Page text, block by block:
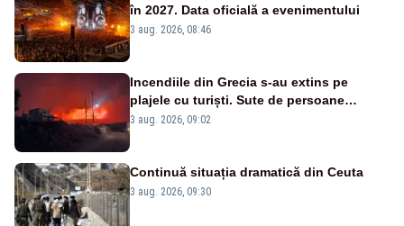
în 2027. Data oficială a evenimentului
3 aug. 2026, 08:46
Incendiile din Grecia s-au extins pe
plajele cu turiști. Sute de persoane
evacuate pe mare, drumuri blocate de
3 aug. 2026, 09:02
Continuă situația dramatică din Ceuta
3 aug. 2026, 09:30